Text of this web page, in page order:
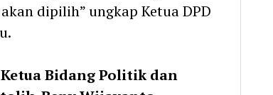
dipilih” ungkap Ketua DPD
Ketua Bidang Politik dan